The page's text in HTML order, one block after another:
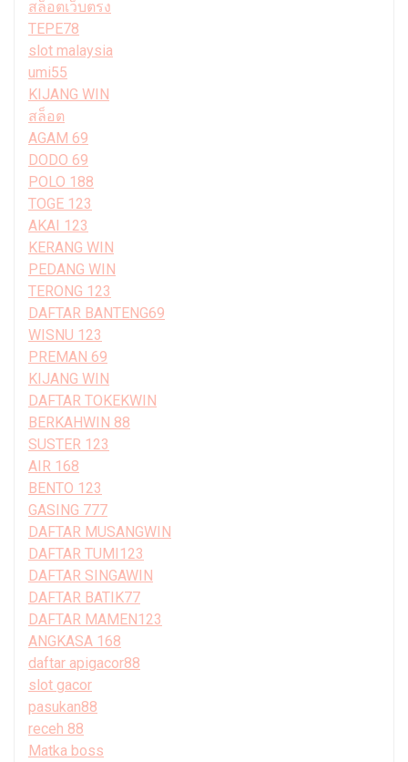
สล็อตเว็บตรง
TEPE78
slot malaysia
umi55
KIJANG WIN
สล็อต
AGAM 69
DODO 69
POLO 188
TOGE 123
AKAI 123
KERANG WIN
PEDANG WIN
TERONG 123
DAFTAR BANTENG69
WISNU 123
PREMAN 69
KIJANG WIN
DAFTAR TOKEKWIN
BERKAHWIN 88
SUSTER 123
AIR 168
BENTO 123
GASING 777
DAFTAR MUSANGWIN
DAFTAR TUMI123
DAFTAR SINGAWIN
DAFTAR BATIK77
DAFTAR MAMEN123
ANGKASA 168
daftar apigacor88
slot gacor
pasukan88
receh 88
Matka boss